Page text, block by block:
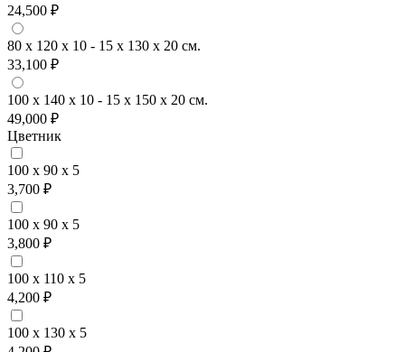
24,500 ₽
80 x 120 x 10 - 15 x 130 x 20 см.
33,100 ₽
100 x 140 x 10 - 15 x 150 x 20 см.
49,000 ₽
Цветник
100 x 90 x 5
3,700 ₽
100 x 90 x 5
3,800 ₽
100 x 110 x 5
4,200 ₽
100 x 130 x 5